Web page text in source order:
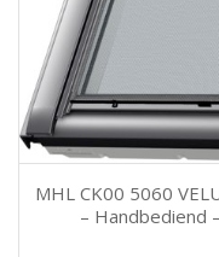
MHL CK00 5060
– Handbediend